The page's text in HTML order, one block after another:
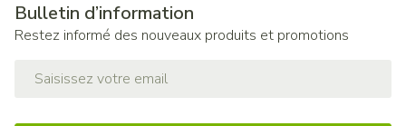
Bulletin d’information
Restez informé des nouveaux produits et promotions